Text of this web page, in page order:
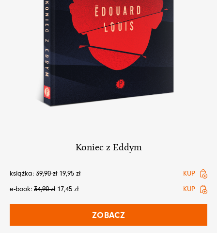
Koniec z Eddym
książka: 39,90zł 19,95 zł
KUP
e-book: 34,90zł 17,45 zł KUP
ZOBACZ